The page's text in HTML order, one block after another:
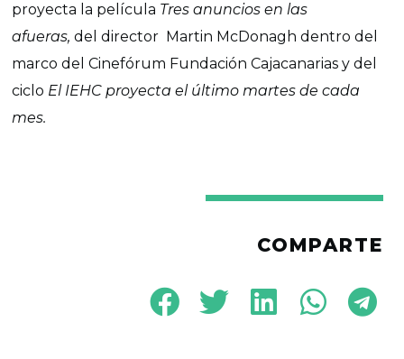
proyecta la película Tres anuncios en las
afueras,del director Martin McDonagh dentro del
marco del Cinefórum Fundación Cajacanarias y del
ciclo El IEHC proyecta el último martes de cada
mes.
COMPARTE